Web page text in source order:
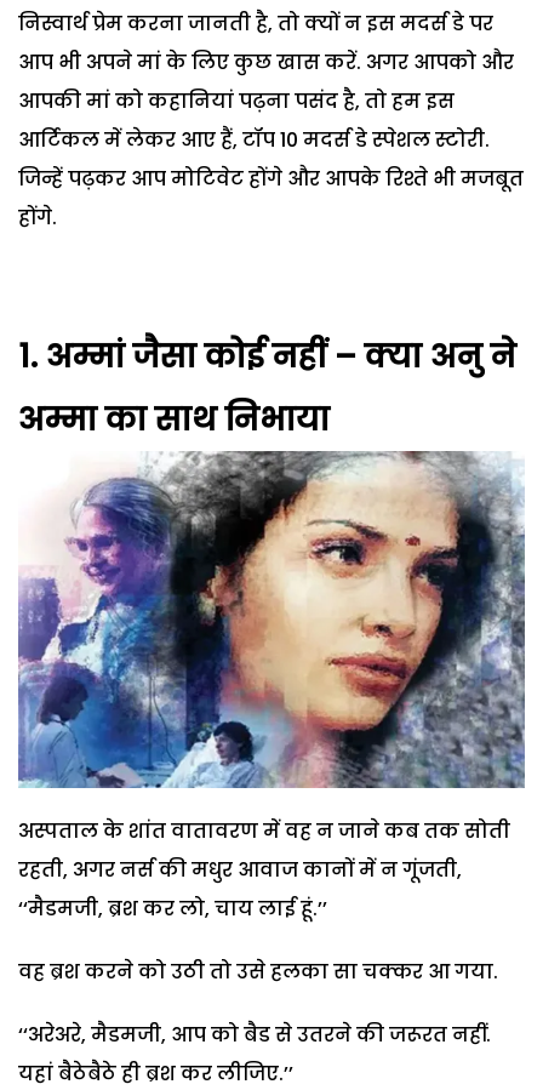
निस्वार्थ प्रेम करना जानती है, तो क्यों न इस मदर्स डे पर
आप भी अपने मां के लिए कुछ खास करें. अगर आपको और
आपकी मां को कहानियां पढ़ना पसंद है, तो हम इस
आर्टिकल में लेकर आए हैं, टॉप 10 मदर्स डे स्पेशल स्टोरी.
जिन्हें पढ़कर आप मोटिवेट होंगे और आपके रिश्ते भी मजबूत
होंगे.
1. अम्मां जैसा कोई नहीं – क्या अनु ने
अम्मा का साथ निभाया
अस्पताल के शांत वातावरण में वह न जाने कब तक सोती
रहती, अगर नर्स की मधुर आवाज कानों में न गूंजती,
‘‘मैडमजी, ब्रश कर लो, चाय लाई हूं.’’
वह ब्रश करने को उठी तो उसे हलका सा चक्कर आ गया.
‘‘अरेअरे, मैडमजी, आप को बैड से उतरने की जरूरत नहीं.
यहां बैठेबैठे ही ब्रश कर लीजिए.’’